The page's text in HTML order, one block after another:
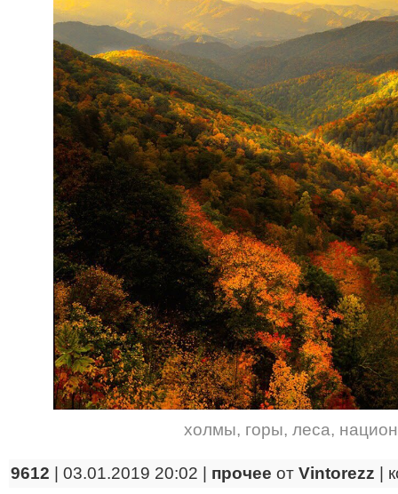
холмы, горы, леса,
9612 | 03.01.2019 20:02 | прочее от Vintorezz